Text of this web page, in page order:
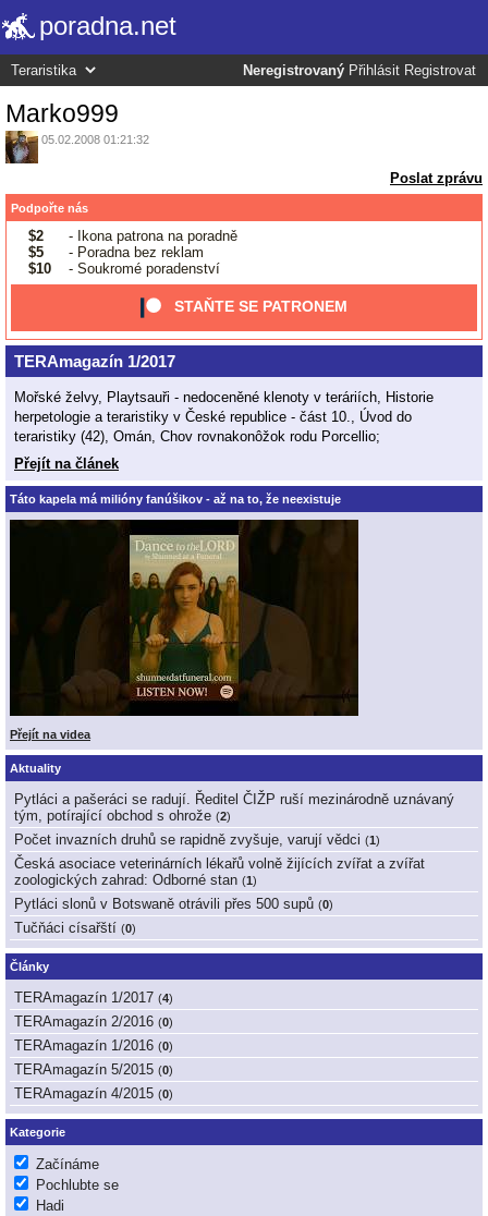
poradna.net
Neregistrovaný Přihlásit Registrovat
Marko999
05.02.2008 01:21:32
Poslat zprávu
Podpořte nás
$2
- Ikona patrona na poradně
$5
- Poradna bez reklam
$10
- Soukromé poradenství
STAŇTE SE PATRONEM
TERAmagazín 1/2017
Mořské želvy, Playtsauři - nedoceněné klenoty v teráriích, Historie
herpetologie a teraristiky v České republice - část 10., Úvod do
teraristiky (42), Omán, Chov rovnakonôžok rodu Porcellio;
Přejít na článek
Táto kapela má milióny fanúšikov - až na to, že neexistuje
Přejít na videa
Aktuality
Pytláci a pašeráci se radují. Ředitel ČIŽP ruší mezinárodně uznávaný
tým, potírající obchod s ohrože (2)
Počet invazních druhů se rapidně zvyšuje, varují vědci (1)
Česká asociace veterinárních lékařů volně žijících zvířat a zvířat
zoologických zahrad: Odborné stan (1)
Pytláci slonů v Botswaně otrávili přes 500 supů (0)
Tučňáci císařští (0)
Články
TERAmagazín 1/2017 (4)
TERAmagazín 2/2016 (0)
TERAmagazín 1/2016 (0)
TERAmagazín 5/2015 (0)
TERAmagazín 4/2015 (0)
Kategorie
Začínáme
Pochlubte se
Hadi